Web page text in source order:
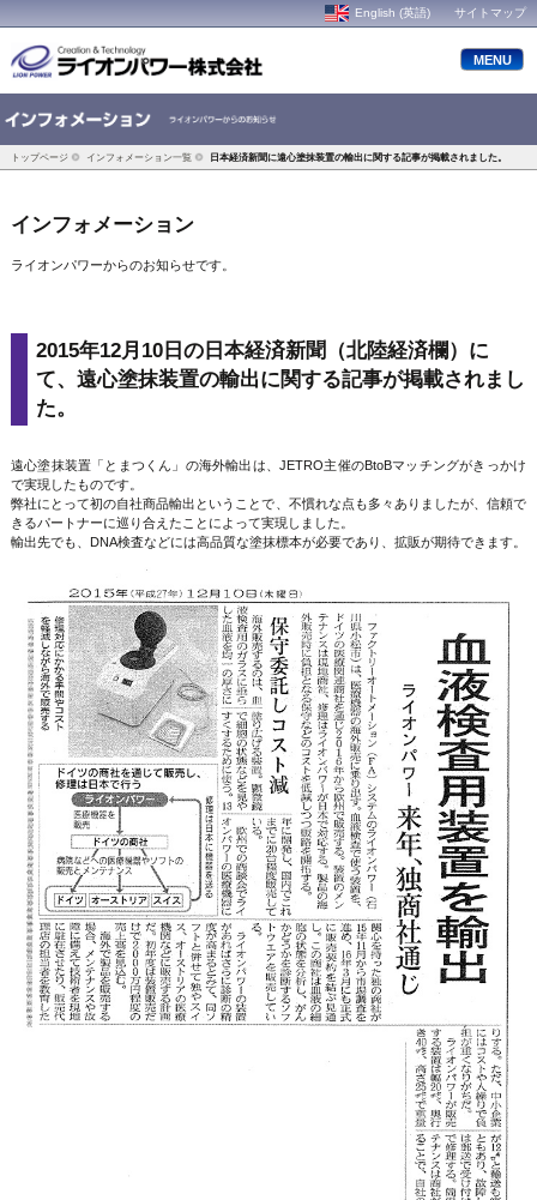
English (英語) サイトマップ
MENU
トップページ インフォメーション一覧 日本経済新聞に遠心塗抹装置の輸出に関する記事が掲載されました。
インフォメーション
ライオンパワーからのお知らせです。
2015年12月10日の日本経済新聞（北陸経済欄）に
て、遠心塗抹装置の輸出に関する記事が掲載されまし
た。
遠心塗抹装置「とまつくん」の海外輸出は、JETRO主催のBtoBマッチングがきっかけ
で実現したものです。
弊社にとって初の自社商品輸出ということで、不慣れな点も多々ありましたが、信頼で
きるパートナーに巡り合えたことによって実現しました。
輸出先でも、DNA検査などには高品質な塗抹標本が必要であり、拡販が期待できます。